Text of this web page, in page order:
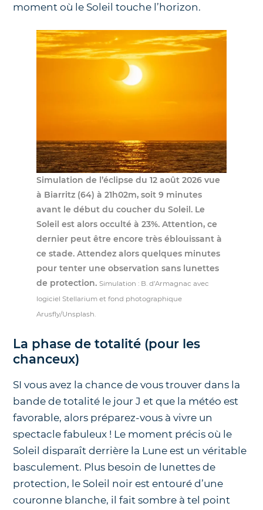
moment où le Soleil touche l’horizon.
Simulation de l’éclipse du 12 août 2026 vue
à Biarritz (64) à 21h02m, soit 9 minutes
avant le début du coucher du Soleil. Le
Soleil est alors occulté à 23%. Attention, ce
dernier peut être encore très éblouissant à
ce stade. Attendez alors quelques minutes
pour tenter une observation sans lunettes
de protection. Simulation : B. d’Armagnac avec
logiciel Stellarium et fond photographique
Arusfly/Unsplash.
La phase de totalité (pour les
chanceux)
SI vous avez la chance de vous trouver dans la
bande de totalité le jour J et que la météo est
favorable, alors préparez-vous à vivre un
spectacle fabuleux ! Le moment précis où le
Soleil disparaît derrière la Lune est un véritable
basculement. Plus besoin de lunettes de
protection, le Soleil noir est entouré d’une
couronne blanche, il fait sombre à tel point